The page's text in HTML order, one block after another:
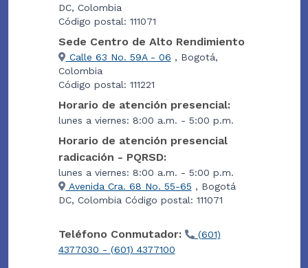
DC, Colombia
Código postal: 111071
Sede Centro de Alto Rendimiento
Calle 63 No. 59A - 06 , Bogotá,
Colombia
Código postal: 111221
Horario de atención presencial:
lunes a viernes: 8:00 a.m. - 5:00 p.m.
Horario de atención presencial
radicación - PQRSD:
lunes a viernes: 8:00 a.m. - 5:00 p.m.
Avenida Cra. 68 No. 55-65 , Bogotá
DC, Colombia Código postal: 111071
Teléfono Conmutador:
(601)
4377030 - (601) 4377100